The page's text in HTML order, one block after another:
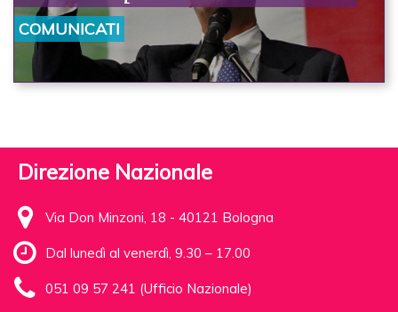
mercato delle vacche”
COMUNICATI
Direzione Nazionale
Via Don Minzoni, 18 - 40121 Bologna
Dal lunedì al venerdì, 9.30 – 17.00
051 09 57 241 (Ufficio Nazionale)